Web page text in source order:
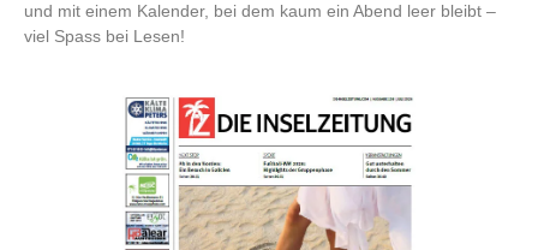
und mit einem Kalender, bei dem kaum ein Abend leer bleibt –
viel Spass bei Lesen!